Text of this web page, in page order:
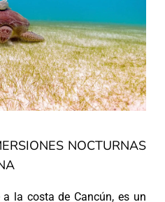
NOCTURNAS
la costa de Cancún, es un